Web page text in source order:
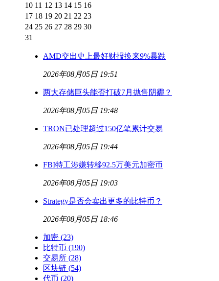
10 11 12 13 14 15 16
17 18 19 20 21 22 23
24 25 26 27 28 29 30
31
AMD交出史上最好财报换来9%暴跌
2026年08月05日 19:51
两大存储巨头能否打破7月抛售阴霾？
2026年08月05日 19:48
TRON已处理超过150亿笔累计交易
2026年08月05日 19:44
FBI特工涉嫌转移92.5万美元加密币
2026年08月05日 19:03
Strategy是否会卖出更多的比特币？
2026年08月05日 18:46
加密 (23)
比特币 (190)
交易所 (28)
区块链 (54)
代币 (20)